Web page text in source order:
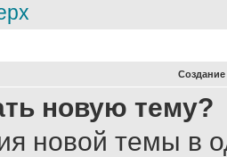
новую тему?
новой темы в